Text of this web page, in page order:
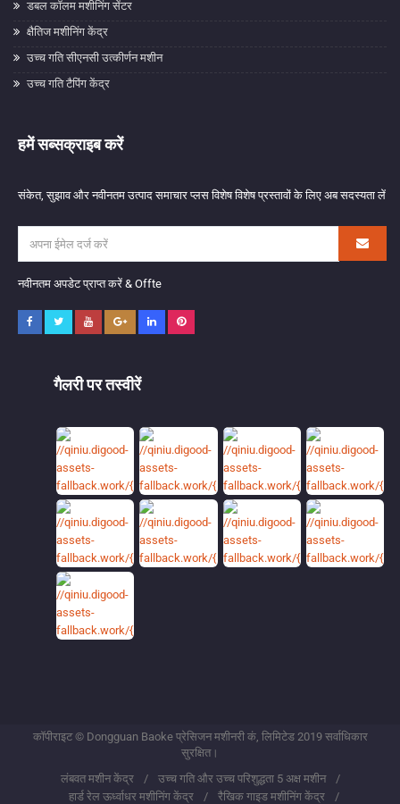
डबल कॉलम मशीनिंग सेंटर
क्षैतिज मशीनिंग केंद्र
उच्च गति सीएनसी उत्कीर्णन मशीन
उच्च गति टैपिंग केंद्र
हमें सब्सक्राइब करें
संकेत, सुझाव और नवीनतम उत्पाद समाचार प्लस विशेष विशेष प्रस्तावों के लिए अब सदस्यता लें
नवीनतम अपडेट प्राप्त करें & Offte
गैलरी पर तस्वीरें
कॉपीराइट © Dongguan Baoke प्रेसिजन मशीनरी कं, लिमिटेड 2019 सर्वाधिकार
सुरक्षित।
लंबवत मशीन केंद्र
उच्च गति और उच्च परिशुद्धता 5 अक्ष मशीन
हार्ड रेल ऊर्ध्वाधर मशीनिंग केंद्र
रैखिक गाइड मशीनिंग केंद्र